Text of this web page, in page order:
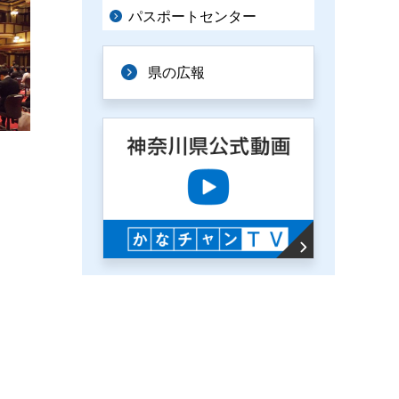
パスポートセンター
県の広報